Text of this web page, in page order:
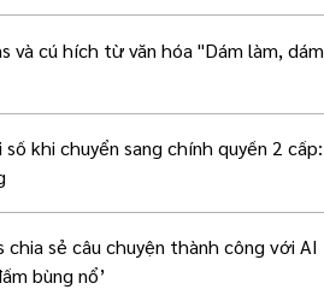
cú hích từ văn hóa "Dám làm, dám
khi chuyển sang chính quyền 2 cấp:
sẻ câu chuyện thành công với AI
bùng nổ’